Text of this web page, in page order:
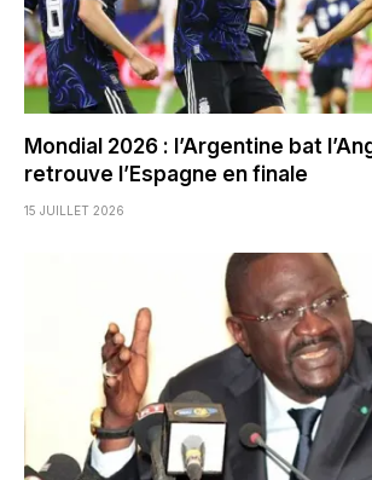
Mondial 2026 : l’Argentine bat
retrouve l’Espagne en finale
15 JUILLET 2026